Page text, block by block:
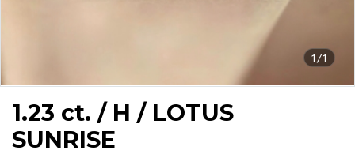
1/1
1.23 ct. / H / LOTUS
SUNRISE